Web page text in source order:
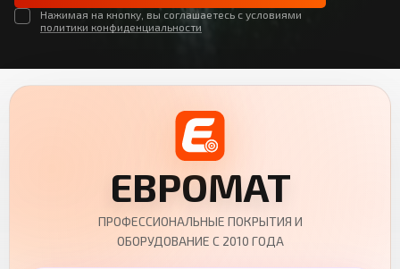
Нажимая на кнопку, вы соглашаетесь с условиями
политики конфиденциальности
ЕВРОМАТ
ПРОФЕССИОНАЛЬНЫЕ ПОКРЫТИЯ И
ОБОРУДОВАНИЕ С 2010 ГОДА